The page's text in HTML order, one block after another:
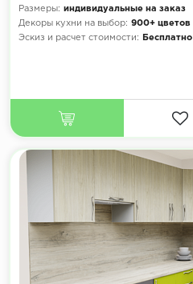
Размеры: индивидуальные на заказ
Декоры кухни на выбор: 900+ цветов
Эскиз и расчет стоимости:
Бесплатно